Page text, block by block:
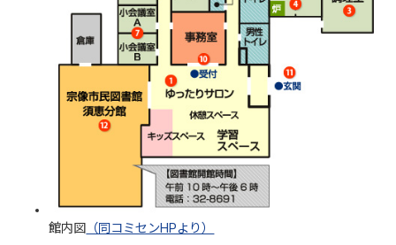
館内図 （同コミセンHPより）